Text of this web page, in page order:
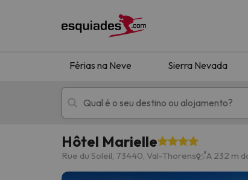
Férias na Neve Sierra Nevada
Férias na neve Hotéis de
Hôtel Marielle
Rue du Soleil, 73440, Val-Thorens A 232 m